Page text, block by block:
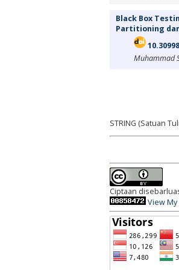
Black Box
Partitioning
Muhammad
STRING (Satuan
Ciptaan
View My